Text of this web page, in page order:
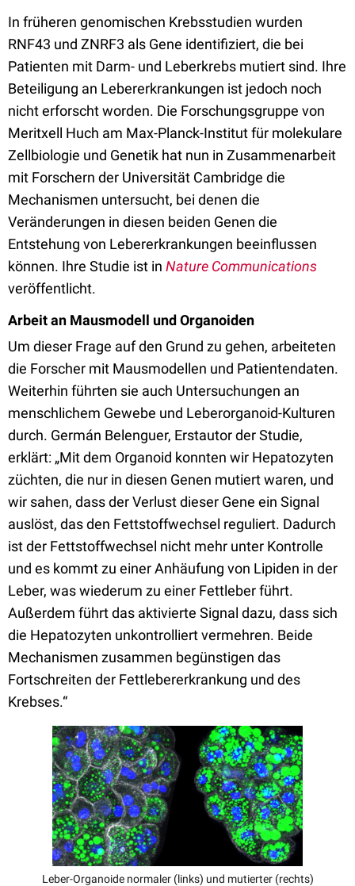
In früheren genomischen Krebsstudien wurden
RNF43 und ZNRF3 als Gene identifiziert, die bei
Patienten mit Darm- und Leberkrebs mutiert sind. Ihre
Beteiligung an Lebererkrankungen ist jedoch noch
nicht erforscht worden. Die Forschungsgruppe von
Meritxell Huch am Max-Planck-Institut für molekulare
Zellbiologie und Genetik hat nun in Zusammenarbeit
mit Forschern der Universität Cambridge die
Mechanismen untersucht, bei denen die
Veränderungen in diesen beiden Genen die
Entstehung von Lebererkrankungen beeinflussen
können. Ihre Studie ist in Nature Communications
veröffentlicht.
Arbeit an Mausmodell und Organoiden
Um dieser Frage auf den Grund zu gehen, arbeiteten
die Forscher mit Mausmodellen und Patientendaten.
Weiterhin führten sie auch Untersuchungen an
menschlichem Gewebe und Leberorganoid-Kulturen
durch. Germán Belenguer, Erstautor der Studie,
erklärt: „Mit dem Organoid konnten wir Hepatozyten
züchten, die nur in diesen Genen mutiert waren, und
wir sahen, dass der Verlust dieser Gene ein Signal
auslöst, das den Fettstoffwechsel reguliert. Dadurch
ist der Fettstoffwechsel nicht mehr unter Kontrolle
und es kommt zu einer Anhäufung von Lipiden in der
Leber, was wiederum zu einer Fettleber führt.
Außerdem führt das aktivierte Signal dazu, dass sich
die Hepatozyten unkontrolliert vermehren. Beide
Mechanismen zusammen begünstigen das
Fortschreiten der Fettlebererkrankung und des
Krebses.“
Leber-Organoide normaler (links) und mutierter (rechts)